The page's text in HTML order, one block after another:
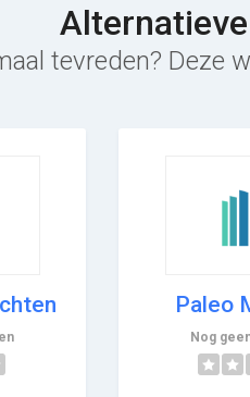
tevreden? Deze
Paleo
Nog